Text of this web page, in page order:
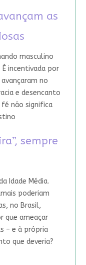
as
masculino
incentivada por
no
e desencanto
fé não significa
sempre
Idade Média.
poderiam
no Brasil,
que ameaçar
– e à própria
que deveria?